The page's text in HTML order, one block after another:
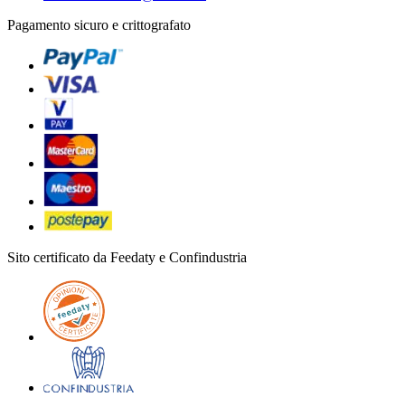
Pagamento sicuro e crittografato
Sito certificato da Feedaty e Confindustria